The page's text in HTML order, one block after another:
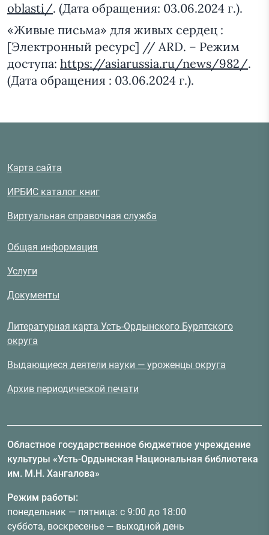
oblasti/. (Дата обращения: 03.06.2024 г.).
«Живые письма» для живых сердец :
[Электронный ресурс] // ARD. – Режим
доступа: https://asiarussia.ru/news/982/.
(Дата обращения : 03.06.2024 г.).
Карта сайта
ИРБИС каталог книг
Виртуальная справочная служба
Общая информация
Услуги
Документы
Литературная карта Усть-Ордынского Бурятского
округа
Выдающиеся деятели науки — уроженцы округа
Архив периодической печати
Областное государственное бюджетное учреждение
культуры «Усть-Ордынская Национальная библиотека
им. М.Н. Хангалова»
Режим работы:
понедельник — пятница: с 9:00 до 18:00
суббота, воскресенье — выходной день